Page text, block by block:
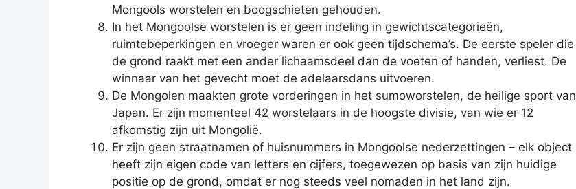
Mongools worstelen en boogschieten gehouden.
In het Mongoolse worstelen is er geen indeling in gewichtscategorieën,
ruimtebeperkingen en vroeger waren er ook geen tijdschema’s. De eerste speler die
de grond raakt met een ander lichaamsdeel dan de voeten of handen, verliest. De
winnaar van het gevecht moet de adelaarsdans uitvoeren.
De Mongolen maakten grote vorderingen in het sumoworstelen, de heilige sport van
Japan. Er zijn momenteel 42 worstelaars in de hoogste divisie, van wie er 12
afkomstig zijn uit Mongolië.
Er zijn geen straatnamen of huisnummers in Mongoolse nederzettingen – elk object
heeft zijn eigen code van letters en cijfers, toegewezen op basis van zijn huidige
positie op de grond, omdat er nog steeds veel nomaden in het land zijn.